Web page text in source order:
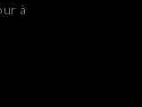
à